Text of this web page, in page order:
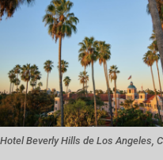
Hotel Beverly Hills de Los Angeles,